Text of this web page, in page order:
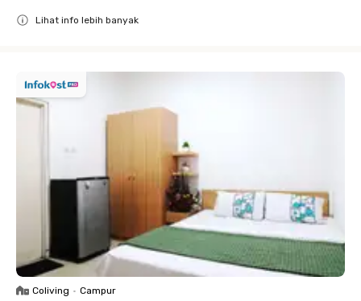
Lihat info lebih banyak
Coliving • Campur